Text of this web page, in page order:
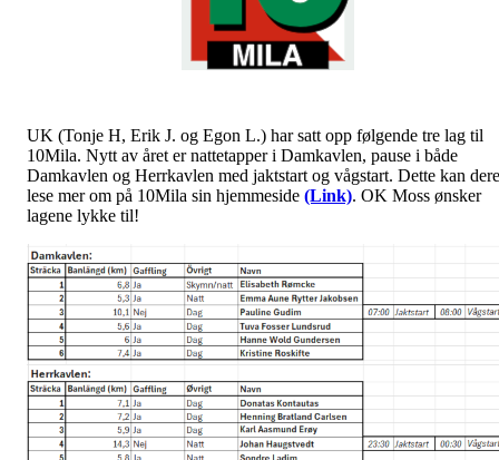
UK (Tonje H, Erik J. og Egon L.) har satt opp følgende tre lag til
10Mila. Nytt av året er nattetapper i Damkavlen, pause i både
Damkavlen og Herrkavlen med jaktstart og vågstart. Dette kan dere
lese mer om på 10Mila sin hjemmeside (Link). OK Moss ønsker
lagene lykke til!